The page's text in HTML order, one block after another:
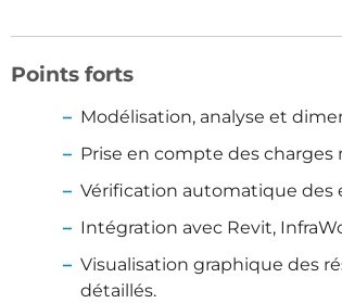
Points forts
Modélisation, analyse et
Prise en compte des charges
Vérification automatique des
Intégration avec Revit,
Visualisation graphique des
détaillés.